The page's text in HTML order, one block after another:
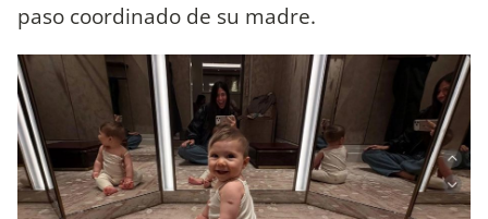
paso coordinado de su madre.